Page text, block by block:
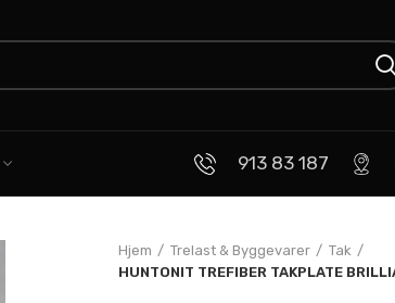
913 83 187
Hjem Trelast & Byggevarer
Tak
HUNTONIT TREFIBER TAKPLATE